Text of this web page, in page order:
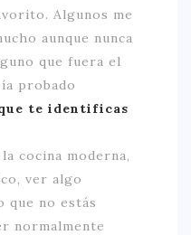
Algunos me
aunque nunca
que fuera el
probado
te identificas
cocina moderna,
ver algo
que no estás
normalmente